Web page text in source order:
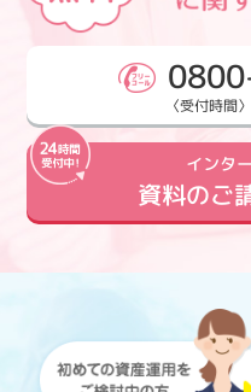
〈受付時間
インタ
資料のご